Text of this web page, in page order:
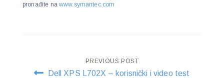
pronađite na www.symantec.com
Post
PREVIOUS POST
Dell XPS L702X – korisnički i video test